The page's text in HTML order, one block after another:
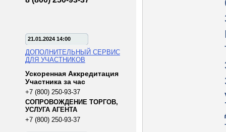
21.01.2024 14:00
ДОПОЛНИТЕЛЬНЫЙ СЕРВИС
ДЛЯ УЧАСТНИКОВ
Ускоренная Аккредитация
Участника за час
+7 (800) 250-93-37
СОПРОВОЖДЕНИЕ ТОРГОВ,
УСЛУГА АГЕНТА
+7 (800) 250-93-37